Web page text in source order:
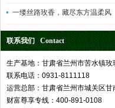
一缕丝路玫香，藏尽东方温柔风
联系我们 Contact
生产基地：甘肃省兰州市苦水镇玫
联系电话：0931-8111118
运营总部：甘肃省兰州市城关区甘
财富尊享专线：400-891-0108